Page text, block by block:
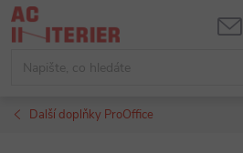
Přejít
na
Další doplňky ProOffice